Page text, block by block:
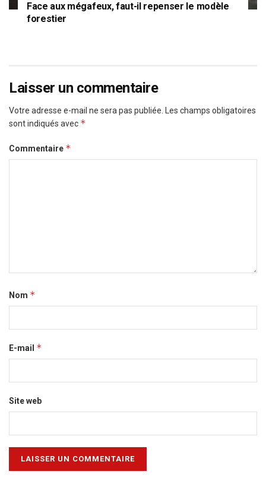
Face aux mégafeux, faut-il repenser le modèle
forestier
Laisser un commentaire
Votre adresse e-mail ne sera pas publiée. Les champs obligatoires
sont indiqués avec *
Commentaire *
Nom *
E-mail *
Site web